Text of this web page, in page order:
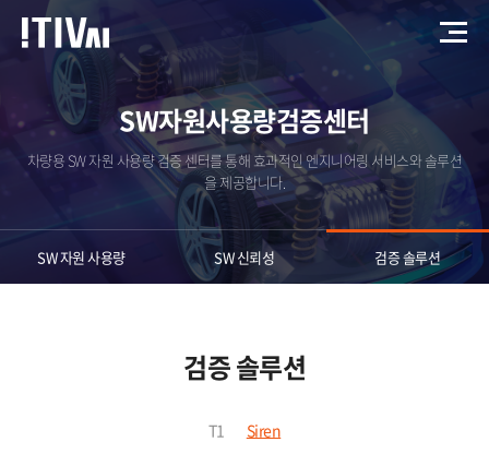
SW자원사용량검증센터
차량용 SW 자원 사용량 검증 센터를 통해 효과적인 엔지니어링 서비스와 솔루션
을 제공합니다.
SW 자원 사용량 SW 신뢰성 검증 솔루션
검증 솔루션
T1​ Siren